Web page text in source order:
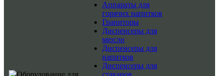
Аппараты для
горячих напитков
Граниторы
Диспенсеры для
мюсли
Диспенсеры для
напитков
Диспенсеры для
стаканов